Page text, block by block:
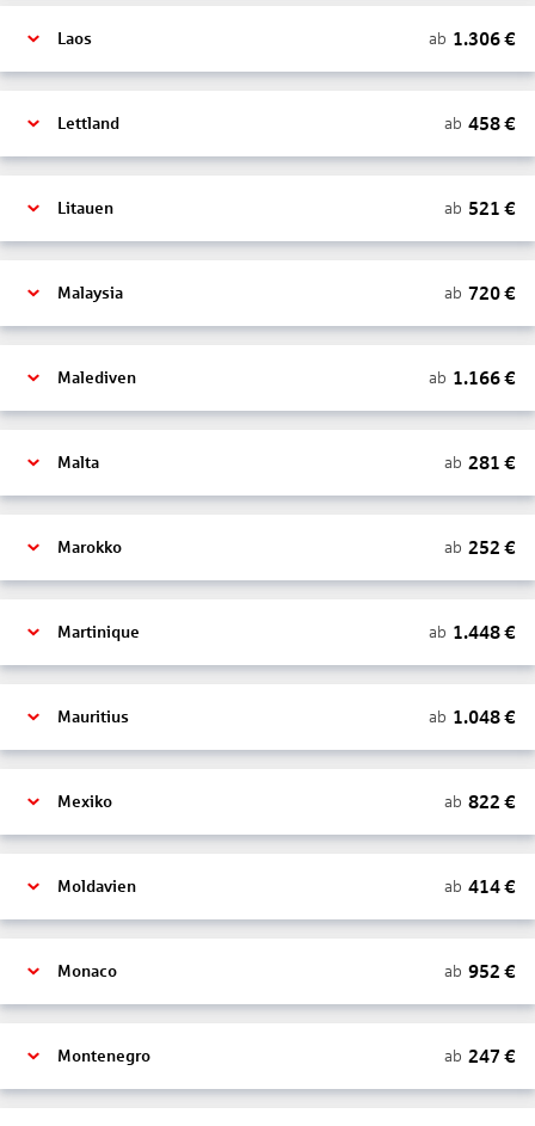
Laos ab 1.306€
Lettland ab 458€
Litauen ab 521 €
Malaysia ab 720€
Malediven ab 1.166€
Malta ab 281 €
Marokko ab 252 €
Martinique ab 1.448€
Mauritius ab 1.048€
Mexiko ab 822 €
Moldavien ab 414€
Monaco ab 952 €
Montenegro ab 247 €